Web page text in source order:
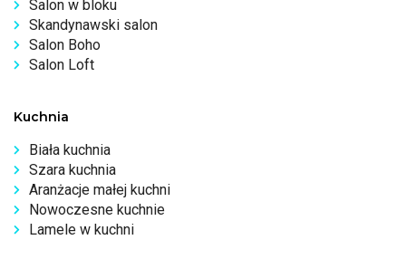
Salon w bloku
Skandynawski salon
Salon Boho
Salon Loft
Kuchnia
Biała kuchnia
Szara kuchnia
Aranżacje małej kuchni
Nowoczesne kuchnie
Lamele w kuchni